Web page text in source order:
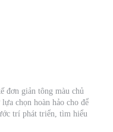
đơn giản tông màu chủ
chọn hoàn hảo cho để
trí phát triển, tìm hiểu